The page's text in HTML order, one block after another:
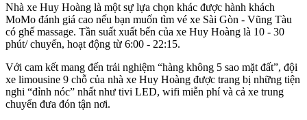
Nhà xe Huy Hoàng là một sự lựa chọn khác được hành khách
MoMo đánh giá cao nếu bạn muốn tìm vé xe Sài Gòn - Vũng Tàu
có ghế massage. Tần suất xuất bến của xe Huy Hoàng là 10 - 30
phút/ chuyến, hoạt động từ 6:00 - 22:15.
Với cam kết mang đến trải nghiệm “hàng không 5 sao mặt đất”, đội
xe limousine 9 chỗ của nhà xe Huy Hoàng được trang bị những tiện
nghi “đỉnh nóc” nhất như tivi LED, wifi miễn phí và cả xe trung
chuyển đưa đón tận nơi.